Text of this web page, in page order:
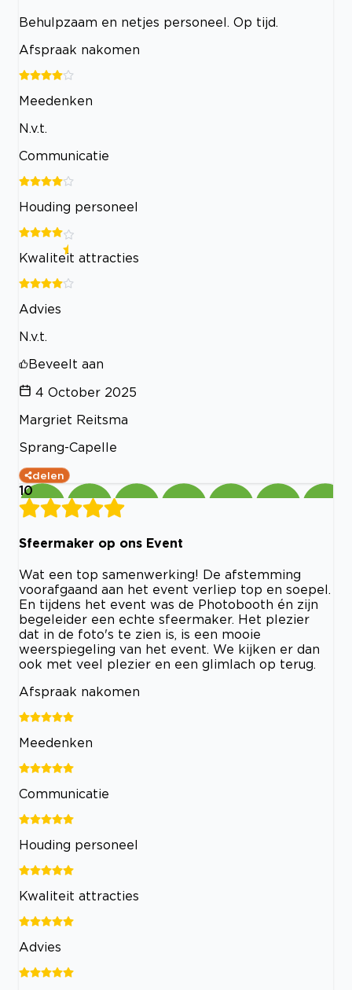
Behulpzaam en netjes personeel. Op tijd.
Afspraak nakomen
Meedenken
N.v.t.
Communicatie
Houding personeel
Kwaliteit attracties
Advies
N.v.t.
Beveelt aan
4 October 2025
Margriet Reitsma
Sprang-Capelle
delen
10
Sfeermaker op ons Event
Wat een top samenwerking! De afstemming
voorafgaand aan het event verliep top en soepel.
En tijdens het event was de Photobooth én zijn
begeleider een echte sfeermaker. Het plezier
dat in de foto's te zien is, is een mooie
weerspiegeling van het event. We kijken er dan
ook met veel plezier en een glimlach op terug.
Afspraak nakomen
Meedenken
Communicatie
Houding personeel
Kwaliteit attracties
Advies